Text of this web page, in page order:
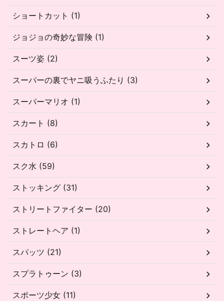
ショートカット (1)
ジョジョの奇妙な冒険 (1)
スーツ姿 (2)
スーパーの裏でヤニ吸うふたり (3)
スーパーマリオ (1)
スカート (8)
スカトロ (6)
スク水 (59)
ストッキング (31)
ストリートファイター (20)
ストレートヘア (1)
スパッツ (21)
スプラトゥーン (3)
スポーツ少女 (11)